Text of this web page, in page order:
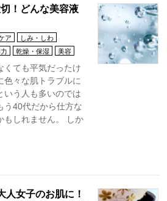
！どんな美容液
ア
しみ・しわ
乾燥・保湿 美容
くても平気だったけ
色々な肌トラブルに
いう人も多いのでは
う40代だから仕方な
もしれません。 しか
人女子のお肌に！